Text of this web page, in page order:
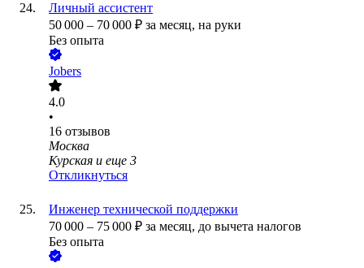
Личный ассистент
50 000 – 70 000 ₽ за месяц, на руки
Без опыта
Jobers
4.0
•
16 отзывов
Москва
Курская и еще 3
Откликнуться
Инженер технической поддержки
70 000 – 75 000 ₽ за месяц, до вычета налогов
Без опыта